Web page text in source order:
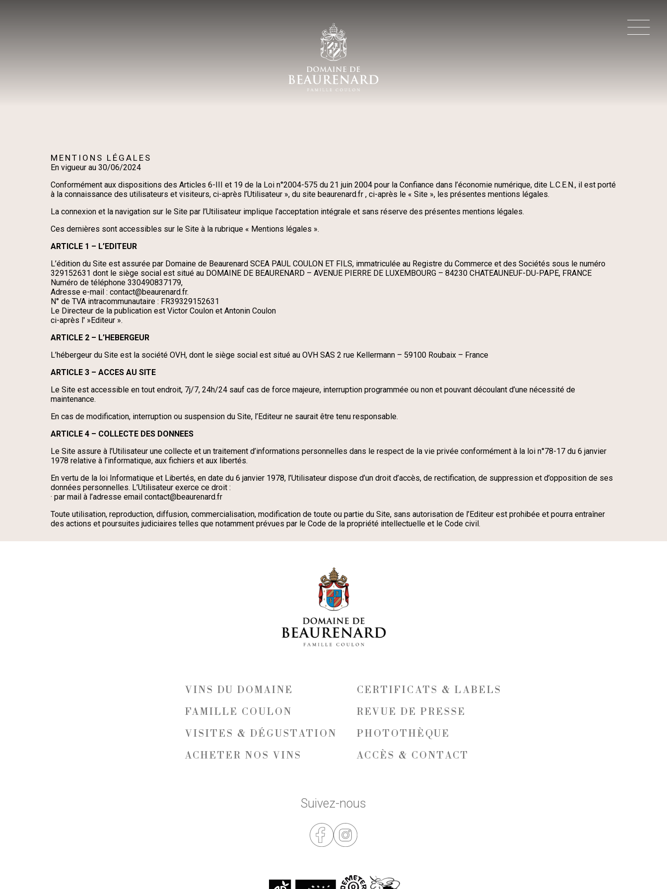
NOTRE TERRE
NOS VINS
MENTIONS LÉGALES
En vigueur au 30/06/2024
Conformément aux dispositions des Articles 6-III et 19 de la Loi n°2004-575 du 21 juin 2004 pour la Confiance dans l’économie numérique, dite L.C.E.N., il est porté
à la connaissance des utilisateurs et visiteurs, ci-après l’Utilisateur », du site beaurenard.fr , ci-après le « Site », les présentes mentions légales.
La connexion et la navigation sur le Site par l’Utilisateur implique l’acceptation intégrale et sans réserve des présentes mentions légales.
Ces dernières sont accessibles sur le Site à la rubrique « Mentions légales ».
ARTICLE 1 – L’EDITEUR
L’édition du Site est assurée par Domaine de Beaurenard SCEA PAUL COULON ET FILS, immatriculée au Registre du Commerce et des Sociétés sous le numéro
329152631 dont le siège social est situé au DOMAINE DE BEAURENARD – AVENUE PIERRE DE LUXEMBOURG – 84230 CHATEAUNEUF-DU-PAPE, FRANCE
Numéro de téléphone 330490837179,
Adresse e-mail : contact@beaurenard.fr.
N° de TVA intracommunautaire : FR39329152631
Le Directeur de la publication est Victor Coulon et Antonin Coulon
ci-après l' »Editeur ».
ARTICLE 2 – L’HEBERGEUR
L’hébergeur du Site est la société OVH, dont le siège social est situé au OVH SAS 2 rue Kellermann – 59100 Roubaix – France
ARTICLE 3 – ACCES AU SITE
Le Site est accessible en tout endroit, 7j/7, 24h/24 sauf cas de force majeure, interruption programmée ou non et pouvant découlant d’une nécessité de
maintenance.
En cas de modification, interruption ou suspension du Site, l’Editeur ne saurait être tenu responsable.
ARTICLE 4 – COLLECTE DES DONNEES
Le Site assure à l’Utilisateur une collecte et un traitement d’informations personnelles dans le respect de la vie privée conformément à la loi n°78-17 du 6 janvier
1978 relative à l’informatique, aux fichiers et aux libertés.
En vertu de la loi Informatique et Libertés, en date du 6 janvier 1978, l’Utilisateur dispose d’un droit d’accès, de rectification, de suppression et d’opposition de ses
données personnelles. L’Utilisateur exerce ce droit :
· par mail à l’adresse email contact@beaurenard.fr
Toute utilisation, reproduction, diffusion, commercialisation, modification de toute ou partie du Site, sans autorisation de l’Editeur est prohibée et pourra entraîner
des actions et poursuites judiciaires telles que notamment prévues par le Code de la propriété intellectuelle et le Code civil.
VINS DU DOMAINE
FAMILLE COULON
VISITES & DÉGUSTATION
ACHETER NOS VINS
CERTIFICATS & LABELS
REVUE DE PRESSE
PHOTOTHÈQUE
ACCÈS & CONTACT
Suivez-nous